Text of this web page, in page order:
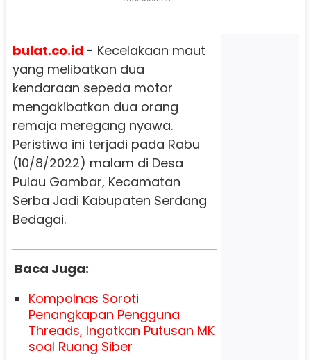
bulat.co.id - Kecelakaan maut
yang melibatkan dua
kendaraan sepeda motor
mengakibatkan dua orang
remaja meregang nyawa.
Peristiwa ini terjadi pada Rabu
(10/8/2022) malam di Desa
Pulau Gambar, Kecamatan
Serba Jadi Kabupaten Serdang
Bedagai.
Baca Juga:
Kompolnas Soroti
Penangkapan Pengguna
Threads, Ingatkan Putusan MK
soal Ruang Siber